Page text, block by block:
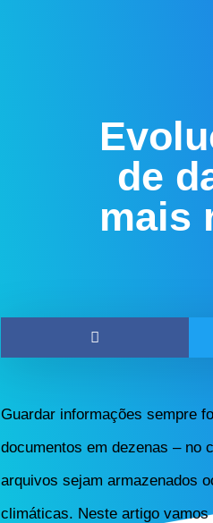
de
mais
Guardar informações sempre
documentos em dezenas – no
arquivos sejam armazenados
climáticas. Neste artigo